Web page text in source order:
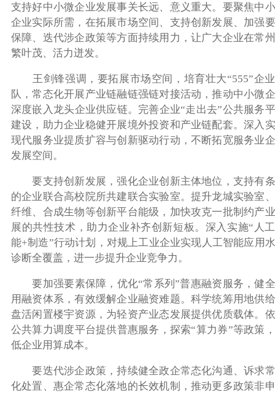
支持好中小微企业发展事关长远、意义重大。要聚焦中
企业实际所需，在拓展市场空间、支持创新发展、加强
保障、迭代涉企政策等方面持续用力，让广大企业在常
繁叶茂、活力迸发。
王剑锋强调，要拓展市场空间，培育壮大“555”企
队，常态化开展产业链融链强链对接活动，推动中小微
深度嵌入龙头企业供应链。完善企业“走出去”公共服务
建设，助力企业稳健开展境外投资和产业链配套。深入
现代服务业提质扩容与创新驱动行动，不断拓宽服务业
发展空间。
要支持创新发展，强化企业创新主体地位，支持有
的企业联合高校院所共建联合实验室。提升龙城实验室
纤维、合成生物等创新平台能级，加快攻克一批制约产
展的共性技术，助力企业补齐创新短板。深入实施“人
能+制造”行动计划，对规上工业企业实现人工智能应用
诊断全覆盖，进一步提升企业竞争力。
要加强要素保障，优化“常系列”普惠融资服务，健
用融资体系，有效缓解企业融资难题。科学统筹用地供
盘活闲置楼宇资源，为轻资产业态发展提供优质载体。
公共算力调度平台提供普惠服务，探索“算力券”等政策
低企业用算成本。
要迭代涉企政策，持续健全政企常态化沟通、诉求
化处置、惠企常态化落地的长效机制，推动更多政策非